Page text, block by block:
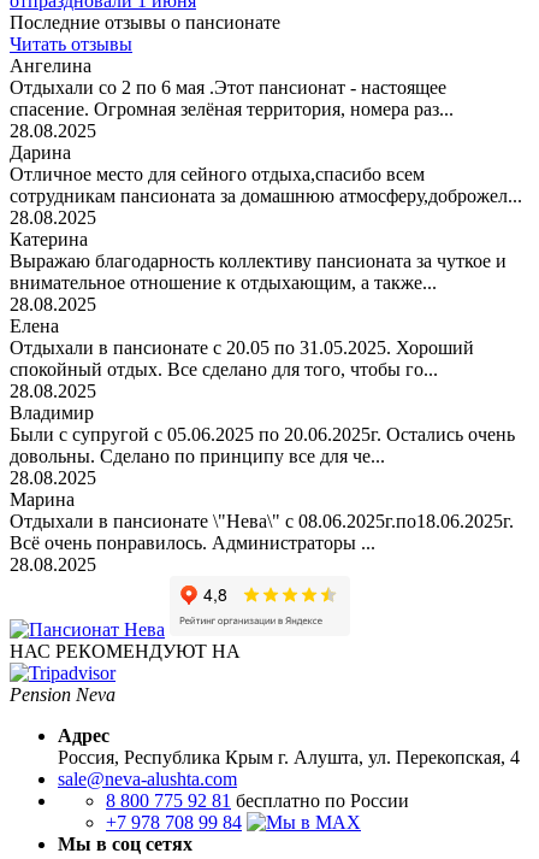
Последние отзывы о пансионате
Читать отзывы
Ангелина
Отдыхали со 2 по 6 мая .Этот пансионат - настоящее
спасение. Огромная зелёная территория, номера раз...
28.08.2025
Дарина
Отличное место для сейного отдыха,спасибо всем
сотрудникам пансионата за домашнюю атмосферу,доброжел...
28.08.2025
Катерина
Выражаю благодарность коллективу пансионата за чуткое и
внимательное отношение к отдыхающим, а также...
28.08.2025
Елена
Отдыхали в пансионате с 20.05 по 31.05.2025. Хороший
спокойный отдых. Все сделано для того, чтобы го...
28.08.2025
Владимир
Были с супругой с 05.06.2025 по 20.06.2025г. Остались очень
довольны. Сделано по принципу все для че...
28.08.2025
Марина
Отдыхали в пансионате \"Нева\" с 08.06.2025г.по18.06.2025г.
Всё очень понравилось. Администраторы ...
28.08.2025
НАС РЕКОМЕНДУЮТ НА
Pension Neva
Адрес
Россия, Республика Крым г. Алушта, ул. Перекопская, 4
sale@neva-alushta.com
8 800 775 92 81 бесплатно по России
+7 978 708 99 84
Мы в соц сетях